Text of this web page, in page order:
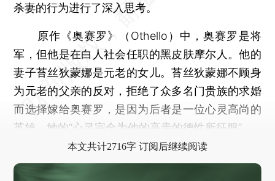
杀妻的行为进行了深入思考。
原作《奥赛罗》（Othello）中，奥赛罗是将
军，但他是在白人社会任职的黑皮肤摩尔人。他的
妻子苔丝狄蒙娜是元老的女儿。苔丝狄蒙娜不顾身
为元老的父亲的反对，拒绝了众多名门贵族的求婚
而选择嫁给奥赛罗，是因为后者是一位心灵高尚的
英雄，她的“心灵完全为他的高贵的德性所征服”。
本文共计2716字 订阅后继续阅读